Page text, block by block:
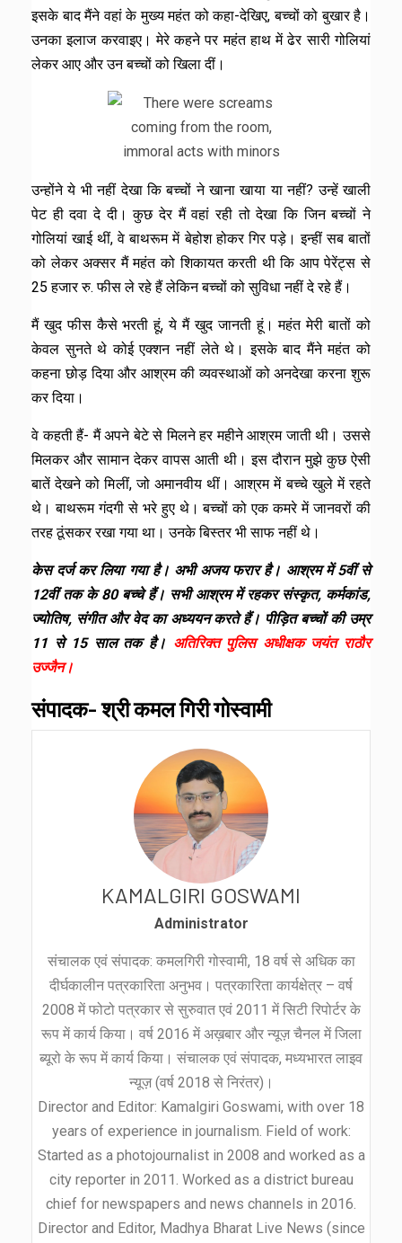
इसके बाद मैंने वहां के मुख्य महंत को कहा-देखिए, बच्चों को बुखार है।
उनका इलाज करवाइए। मेरे कहने पर महंत हाथ में ढेर सारी गोलियां
लेकर आए और उन बच्चों को खिला दीं।
उन्होंने ये भी नहीं देखा कि बच्चों ने खाना खाया या नहीं? उन्हें खाली
पेट ही दवा दे दी। कुछ देर मैं वहां रही तो देखा कि जिन बच्चों ने
गोलियां खाई थीं, वे बाथरूम में बेहोश होकर गिर पड़े। इन्हीं सब बातों
को लेकर अक्सर मैं महंत को शिकायत करती थी कि आप पेरेंट्स से
25 हजार रु. फीस ले रहे हैं लेकिन बच्चों को सुविधा नहीं दे रहे हैं।
मैं खुद फीस कैसे भरती हूं, ये मैं खुद जानती हूं। महंत मेरी बातों को
केवल सुनते थे कोई एक्शन नहीं लेते थे। इसके बाद मैंने महंत को
कहना छोड़ दिया और आश्रम की व्यवस्थाओं को अनदेखा करना शुरू
कर दिया।
वे कहती हैं- मैं अपने बेटे से मिलने हर महीने आश्रम जाती थी। उससे
मिलकर और सामान देकर वापस आती थी। इस दौरान मुझे कुछ ऐसी
बातें देखने को मिलीं, जो अमानवीय थीं। आश्रम में बच्चे खुले में रहते
थे। बाथरूम गंदगी से भरे हुए थे। बच्चों को एक कमरे में जानवरों की
तरह ठूंसकर रखा गया था। उनके बिस्तर भी साफ नहीं थे।
केस दर्ज कर लिया गया है। अभी अजय फरार है। आश्रम में 5वीं से
12वीं तक के 80 बच्चे हैं। सभी आश्रम में रहकर संस्कृत, कर्मकांड,
ज्योतिष, संगीत और वेद का अध्ययन करते हैं। पीड़ित बच्चों की उम्र
11 से 15 साल तक है। अतिरिक्त पुलिस अधीक्षक जयंत राठौर
उज्जैन।
संपादक- श्री कमल गिरी गोस्वामी
KAMALGIRI GOSWAMI
Administrator
संचालक एवं संपादक: कमलगिरी गोस्वामी, 18 वर्ष से अधिक का
दीर्घकालीन पत्रकारिता अनुभव। पत्रकारिता कार्यक्षेत्र – वर्ष
2008 में फोटो पत्रकार से सुरुवात एवं 2011 में सिटी रिपोर्टर के
रूप में कार्य किया। वर्ष 2016 में अख़बार और न्यूज़ चैनल में जिला
ब्यूरो के रूप में कार्य किया। संचालक एवं संपादक, मध्यभारत लाइव
न्यूज़ (वर्ष 2018 से निरंतर)।
Director and Editor: Kamalgiri Goswami, with over 18
years of experience in journalism. Field of work:
Started as a photojournalist in 2008 and worked as a
city reporter in 2011. Worked as a district bureau
chief for newspapers and news channels in 2016.
Director and Editor, Madhya Bharat Live News (since